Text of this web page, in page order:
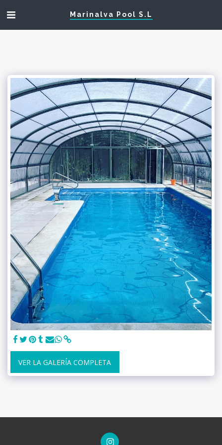
Marinalva Pool S.L
VER LA GALERÍA COMPLETA